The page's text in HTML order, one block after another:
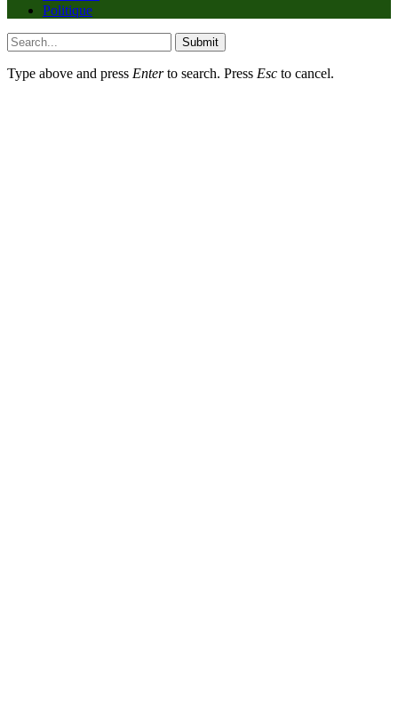
Politique
Submit
Type above and press Enterto search. Press Esc to cancel.